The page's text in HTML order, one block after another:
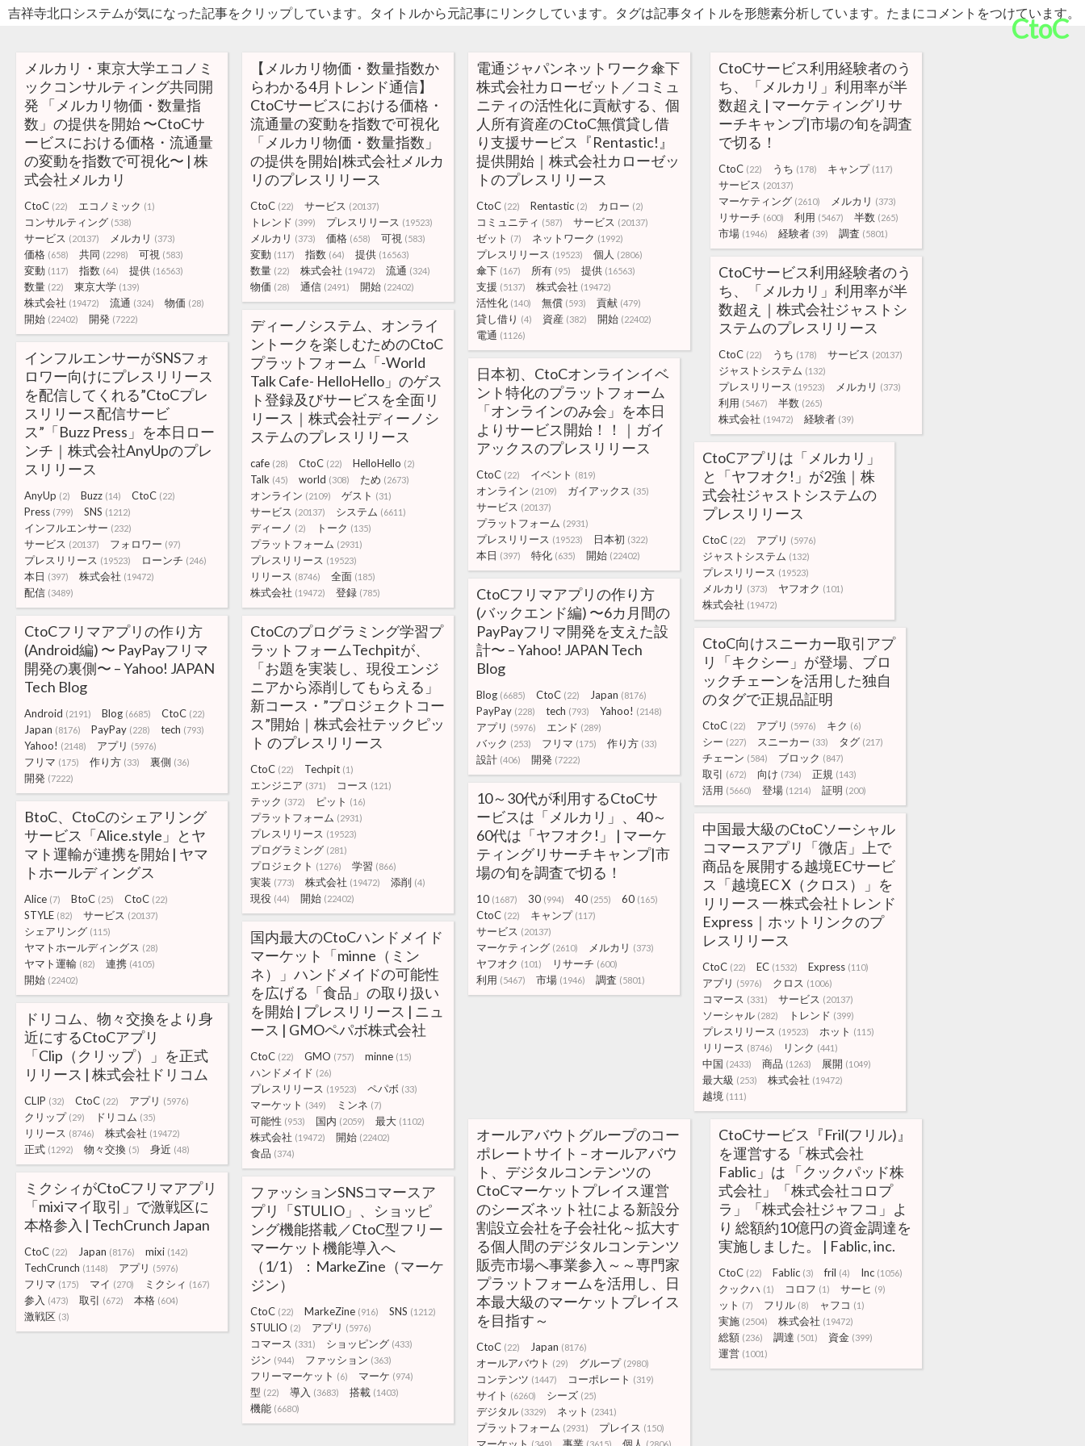
吉祥寺北口システムが気になった記事をクリップしています。タイトルから元記事にリンクしています。タグは記事タイトルを形態素分析しています。たまにコメントをつけています。
CtoC
メルカリ・東京大学エコノミ
ックコンサルティング共同開
発 「メルカリ物価・数量指
数」の提供を開始 〜CtoCサ
ービスにおける価格・流通量
の変動を指数で可視化〜 | 株
式会社メルカリ
CtoC (22) エコノミック (1)
コンサルティング (538)
サービス (20137) メルカリ (373)
価格 (658) 共同 (2298) 可視 (583)
変動 (117) 指数 (64) 提供 (16563)
数量 (22) 東京大学 (139)
株式会社 (19472) 流通 (324) 物価 (28)
開始 (22402) 開発 (7222)
【メルカリ物価・数量指数か
らわかる4月トレンド通信】
CtoCサービスにおける価格・
流通量の変動を指数で可視化
「メルカリ物価・数量指数」
の提供を開始|株式会社メルカ
リのプレスリリース
CtoC (22) サービス (20137)
トレンド (399) プレスリリース (19523)
メルカリ (373) 価格 (658) 可視 (583)
変動 (117) 指数 (64) 提供 (16563)
数量 (22) 株式会社 (19472) 流通 (324)
物価 (28) 通信 (2491) 開始 (22402)
電通ジャパンネットワーク傘下
株式会社カローゼット／コミュ
ニティの活性化に貢献する、個
人所有資産のCtoC無償貸し借
り支援サービス『Rentastic!』
提供開始｜株式会社カローゼッ
トのプレスリリース
CtoC (22) Rentastic (2) カロー (2)
コミュニティ (587) サービス (20137)
ゼット (7) ネットワーク (1992)
プレスリリース (19523) 個人 (2806)
傘下 (167) 所有 (95) 提供 (16563)
支援 (5137) 株式会社 (19472)
活性化 (140) 無償 (593) 貢献 (479)
貸し借り (4) 資産 (382) 開始 (22402)
電通 (1126)
CtoCサービス利用経験者のう
ち、「メルカリ」利用率が半
数超え | マーケティングリサ
ーチキャンプ|市場の旬を調査
で切る！
CtoC (22) うち (178) キャンプ (117)
サービス (20137)
マーケティング (2610) メルカリ (373)
リサーチ (600) 利用 (5467) 半数 (265)
市場 (1946) 経験者 (39) 調査 (5801)
CtoCサービス利用経験者のう
ち、「メルカリ」利用率が半
数超え｜株式会社ジャストシ
ステムのプレスリリース
CtoC (22) うち (178) サービス (20137)
ジャストシステム (132)
プレスリリース (19523) メルカリ (373)
利用 (5467) 半数 (265)
株式会社 (19472) 経験者 (39)
ディーノシステム、オンライ
ントークを楽しむためのCtoC
プラットフォーム「-World
Talk Cafe- HelloHello」のゲス
ト登録及びサービスを全面リ
リース｜株式会社ディーノシ
ステムのプレスリリース
cafe (28) CtoC (22) HelloHello (2)
Talk (45) world (308) ため (2673)
オンライン (2109) ゲスト (31)
サービス (20137) システム (6611)
ディーノ (2) トーク (135)
プラットフォーム (2931)
プレスリリース (19523)
リリース (8746) 全面 (185)
株式会社 (19472) 登録 (785)
インフルエンサーがSNSフォ
ロワー向けにプレスリリース
を配信してくれる”CtoCプレ
スリリース配信サービ
ス”「Buzz Press」を本日ロー
ンチ｜株式会社AnyUpのプレ
スリリース
AnyUp (2) Buzz (14) CtoC (22)
Press (799) SNS (1212)
インフルエンサー (232)
サービス (20137) フォロワー (97)
プレスリリース (19523) ローンチ (246)
本日 (397) 株式会社 (19472)
配信 (3489)
日本初、CtoCオンラインイベ
ント特化のプラットフォーム
「オンラインのみ会」を本日
よりサービス開始！！｜ガイ
アックスのプレスリリース
CtoC (22) イベント (819)
オンライン (2109) ガイアックス (35)
サービス (20137)
プラットフォーム (2931)
プレスリリース (19523) 日本初 (322)
本日 (397) 特化 (635) 開始 (22402)
CtoCアプリは「メルカリ」
と「ヤフオク!」が2強｜株
式会社ジャストシステムの
プレスリリース
CtoC (22) アプリ (5976)
ジャストシステム (132)
プレスリリース (19523)
メルカリ (373) ヤフオク (101)
株式会社 (19472)
CtoCフリマアプリの作り方
(バックエンド編) 〜6カ月間の
PayPayフリマ開発を支えた設
計〜 – Yahoo! JAPAN Tech
Blog
Blog (6685) CtoC (22) Japan (8176)
PayPay (228) tech (793) Yahoo! (2148)
アプリ (5976) エンド (289)
バック (253) フリマ (175) 作り方 (33)
設計 (406) 開発 (7222)
CtoCフリマアプリの作り方
(Android編) 〜 PayPayフリマ
開発の裏側〜 – Yahoo! JAPAN
Tech Blog
Android (2191) Blog (6685) CtoC (22)
Japan (8176) PayPay (228) tech (793)
Yahoo! (2148) アプリ (5976)
フリマ (175) 作り方 (33) 裏側 (36)
開発 (7222)
CtoCのプログラミング学習プ
ラットフォームTechpitが、
「お題を実装し、現役エンジ
ニアから添削してもらえる」
新コース・”プロジェクトコー
ス”開始｜株式会社テックピッ
ト のプレスリリース
CtoC (22) Techpit (1)
エンジニア (371) コース (121)
テック (372) ピット (16)
プラットフォーム (2931)
プレスリリース (19523)
プログラミング (281)
プロジェクト (1276) 学習 (866)
実装 (773) 株式会社 (19472) 添削 (4)
現役 (44) 開始 (22402)
CtoC向けスニーカー取引アプ
リ「キクシー」が登場、ブロ
ックチェーンを活用した独自
のタグで正規品証明
CtoC (22) アプリ (5976) キク (6)
シー (227) スニーカー (33) タグ (217)
チェーン (584) ブロック (847)
取引 (672) 向け (734) 正規 (143)
活用 (5660) 登場 (1214) 証明 (200)
10～30代が利用するCtoCサ
ービスは「メルカリ」、40～
60代は「ヤフオク!」 | マーケ
ティングリサーチキャンプ|市
場の旬を調査で切る！
10 (1687) 30 (994) 40 (255) 60 (165)
CtoC (22) キャンプ (117)
サービス (20137)
マーケティング (2610) メルカリ (373)
ヤフオク (101) リサーチ (600)
利用 (5467) 市場 (1946) 調査 (5801)
BtoC、CtoCのシェアリング
サービス「Alice.style」とヤ
マト運輸が連携を開始 | ヤマ
トホールディングス
Alice (7) BtoC (25) CtoC (22)
STYLE (82) サービス (20137)
シェアリング (115)
ヤマトホールディングス (28)
ヤマト運輸 (82) 連携 (4105)
開始 (22402)
中国最大級のCtoCソーシャル
コマースアプリ「微店」上で
商品を展開する越境ECサービ
ス「越境EC X（クロス）」を
リリース ━ 株式会社トレンド
Express｜ホットリンクのプ
レスリリース
CtoC (22) EC (1532) Express (110)
アプリ (5976) クロス (1006)
コマース (331) サービス (20137)
ソーシャル (282) トレンド (399)
プレスリリース (19523) ホット (115)
リリース (8746) リンク (441)
中国 (2433) 商品 (1263) 展開 (1049)
最大級 (253) 株式会社 (19472)
越境 (111)
国内最大のCtoCハンドメイド
マーケット「minne（ミン
ネ）」ハンドメイドの可能性
を広げる「食品」の取り扱い
を開始 | プレスリリース | ニュ
ース | GMOペパボ株式会社
CtoC (22) GMO (757) minne (15)
ハンドメイド (26)
プレスリリース (19523) ペパボ (33)
マーケット (349) ミンネ (7)
可能性 (953) 国内 (2059) 最大 (1102)
株式会社 (19472) 開始 (22402)
食品 (374)
ドリコム、物々交換をより身
近にするCtoCアプリ
「Clip（クリップ）」を正式
リリース | 株式会社ドリコム
CLIP (32) CtoC (22) アプリ (5976)
クリップ (29) ドリコム (35)
リリース (8746) 株式会社 (19472)
正式 (1292) 物々交換 (5) 身近 (48)
オールアバウトグループのコー
ポレートサイト – オールアバウ
ト、デジタルコンテンツの
CtoCマーケットプレイス運営
のシーズネット社による新設分
割設立会社を子会社化～拡大す
る個人間のデジタルコンテンツ
販売市場へ事業参入～～専門家
プラットフォームを活用し、日
本最大級のマーケットプレイス
を目指す～
CtoC (22) Japan (8176)
オールアバウト (29) グループ (2980)
コンテンツ (1447) コーポレート (319)
サイト (6260) シーズ (25)
デジタル (3329) ネット (2341)
プラットフォーム (2931) プレイス (150)
CtoCサービス『Fril(フリル)』
を運営する「株式会社
Fablic」は 「クックパッド株
式会社」「株式会社コロプ
ラ」「株式会社ジャフコ」よ
り 総額約10億円の資金調達を
実施しました。 | Fablic, inc.
CtoC (22) Fablic (3) fril (4) Inc (1056)
クックハ (1) コロフ (1) サーヒ (9)
ット (7) フリル (8) ャフコ (1)
実施 (2504) 株式会社 (19472)
総額 (236) 調達 (501) 資金 (399)
運営 (1001)
ミクシィがCtoCフリマアプリ
「mixiマイ取引」で激戦区に
本格参入 | TechCrunch Japan
CtoC (22) Japan (8176) mixi (142)
TechCrunch (1148) アプリ (5976)
フリマ (175) マイ (270) ミクシィ (167)
参入 (473) 取引 (672) 本格 (604)
激戦区 (3)
ファッションSNSコマースア
プリ「STULIO」、ショッピ
ング機能搭載／CtoC型フリー
マーケット機能導入へ
（1/1）：MarkeZine（マーケ
ジン）
CtoC (22) MarkeZine (916) SNS (1212)
STULIO (2) アプリ (5976)
コマース (331) ショッピング (433)
ジン (944) ファッション (363)
フリーマーケット (6) マーケ (974)
型 (22) 導入 (3683) 搭載 (1403)
機能 (6680)